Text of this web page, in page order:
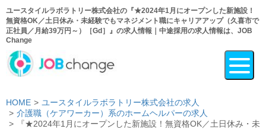
ユースタイルラボラトリー株式会社の『★2024年1月にオープンした新施設！
無資格OK／土日休み・未経験でもマネジメント職にキャリアアップ（久喜市で
正社員／月給39万円～）［Gd］』の求人情報｜中途採用の求人情報は、JOB
Change
HOME
ユースタイルラボラトリー株式会社の求人
介護職（ケアワーカー）系のホームヘルパーの求人
『★2024年1月にオープンした新施設！無資格OK／土日休み・未